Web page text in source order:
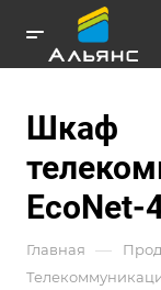
Шкаф
Главная —